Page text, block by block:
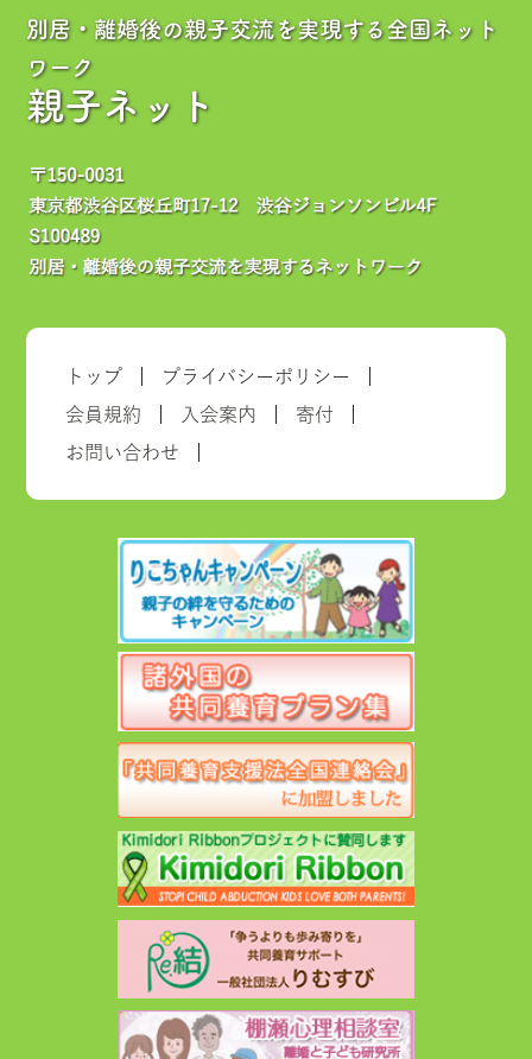
別居・離婚後の親子交流を実現する全国ネット
ワーク
親子ネット
トップ プライバシーポリシー
会員規約 入会案内 寄付
お問い合わせ